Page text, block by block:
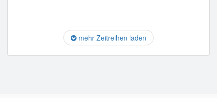
mehr Zeitreihen laden